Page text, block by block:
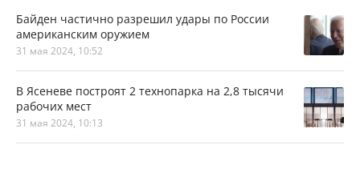
Байден частично разрешил удары по России
американским оружием
31 мая 2024, 10:52
В Ясеневе построят 2 технопарка на 2,8 тысячи
рабочих мест
31 мая 2024, 10:13